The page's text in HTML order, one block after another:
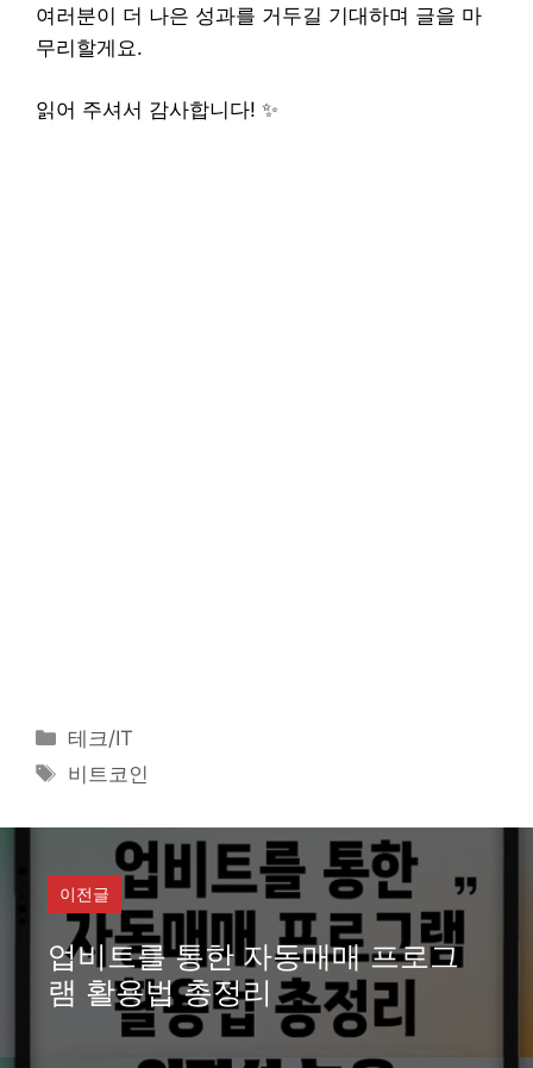
여러분이 더 나은 성과를 거두길 기대하며 글을 마
무리할게요.
읽어 주셔서 감사합니다! ✨
카
테
리
테크/IT
태
비트코인
이전글
업비트를 통한 자동매매 프로그
램 활용법 총정리